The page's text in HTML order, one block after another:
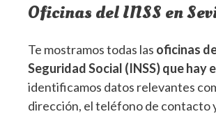
Oficinas del INSS en
Te mostramos todas las oficinas
Seguridad Social (INSS) que hay
identificamos datos relevantes
dirección, el teléfono de contacto